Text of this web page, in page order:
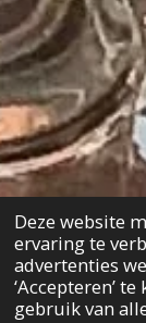
Deze website
ervaring te
advertenties
‘Accepteren’
gebruik van